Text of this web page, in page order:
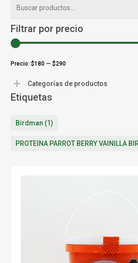
Buscar
Filtrar por precio
Precio:$180 —$290
Categorías de productos
Etiquetas
Birdman (1)
PROTEINA PARROT BERRY VAINILLA